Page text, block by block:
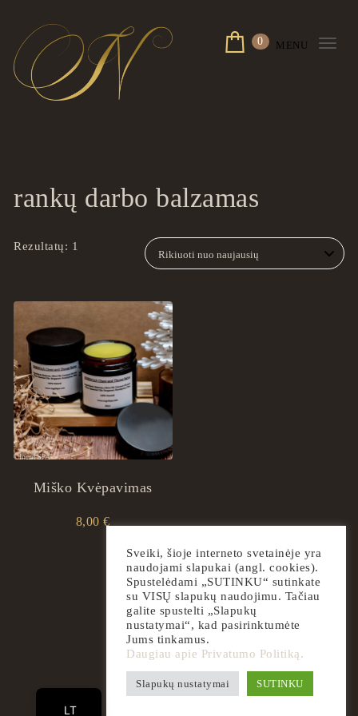
Skip to content
0 MENU
rankų darbo balzamas
Rezultatų: 1
Miško Kvėpavimas
8,00€
2026 ingrilspa.com
Sveiki, šioje interneto svetainėje yra
naudojami slapukai (angl. cookies).
Spustelėdami „SUTINKU“ sutinkate
su VISŲ slapukų naudojimu. Tačiau
galite spustelti „Slapukų
nustatymai“, kad pasirinktumėte
Jums tinkamus.
Daugiau apie Privatumo Politiką.
Slapukų nustatymai SUTINKU
LT